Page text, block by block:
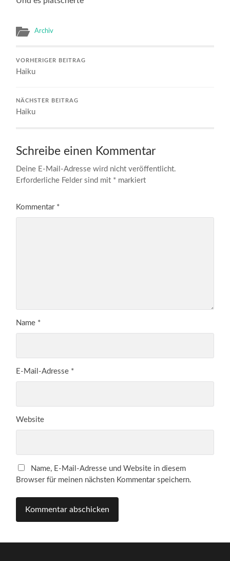
Archiv
VORHERIGER BEITRAG
Haiku
NÄCHSTER BEITRAG
Haiku
Schreibe einen Kommentar
Deine E-Mail-Adresse wird nicht veröffentlicht.
Erforderliche Felder sind mit * markiert
Kommentar *
Name *
E-Mail-Adresse *
Website
Name, E-Mail-Adresse und Website in diesem
Browser für meinen nächsten Kommentar speichern.